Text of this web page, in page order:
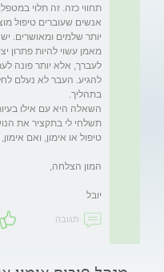
תחווי כזה. זה תלוי
אנשים שעוברים טיפול
יותר שלמים ומאושרים.
מאמן עשוי להיות פתרון
לעברך, אלא יותר פונה
להגיע. העבר לא נעלם
השאלה היא עם אילו
תשלחי לי בתקציר את
יובל
תגובה